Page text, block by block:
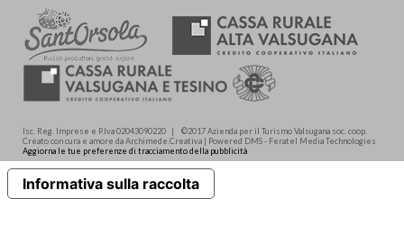
Isc. Reg. Imprese e P.Iva 02043090220 | ©2017 Azienda per il Turismo Valsugana soc. coop.
Creato con cura e amore da Archimede.Creativa | Powered DMS - Feratel Media Technologies
Aggiorna le tue preferenze di tracciamento della pubblicità
Informativa sulla raccolta